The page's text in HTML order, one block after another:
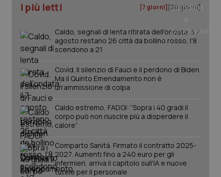
I più letti [7 giorni] [30 giorni]
Caldo, segnali di lenta ritirata dell'ondata: il 7
agosto restano 26 città da bollino rosso, l'8
scendono a 21
Covid. Il silenzio di Fauci e il perdono di Biden.
Ma il Quinto Emendamento non è
un’ammissione di colpa
Caldo estremo, FADOI: “Sopra i 40 gradi il
corpo può non riuscire più a disperdere il
calore”
Comparto Sanità. Firmato il contratto 2025-
2027. Aumenti fino a 240 euro per gli
infermieri, arriva il capitolo sull'IA e nuove
tutele per il personale
PHPSESSID
www.quotidianosanita.it